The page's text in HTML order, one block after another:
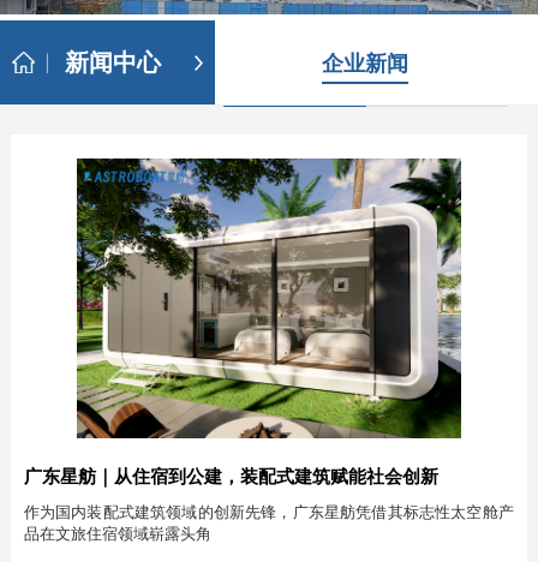
新闻中心 企业新闻
广东星舫｜从住宿到公建，装配式建筑赋能社会创新
作为国内装配式建筑领域的创新先锋，广东星舫凭借其标志性太空舱产
品在文旅住宿领域崭露头角